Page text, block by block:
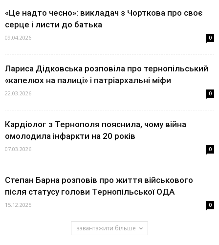
«Це надто чесно»: викладач з Чорткова про своє
серце і листи до батька
09.04.2026 0
Лариса Дідковська розповіла про тернопільський
«капелюх на палиці» і патріархальні міфи
22.03.2026 0
Кардіолог з Тернополя пояснила, чому війна
омолодила інфаркти на 20 років
07.03.2026 0
Степан Барна розповів про життя військового
після статусу голови Тернопільської ОДА
15.12.2025 0
завантажити більше